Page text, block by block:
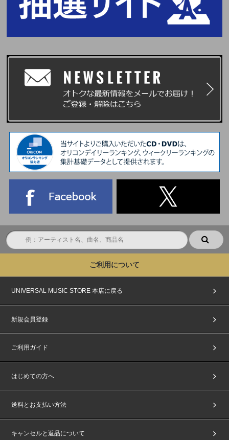
ご利用について
UNIVERSAL MUSIC STORE 本店に戻る
新規会員登録
ご利用ガイド
はじめての方へ
送料とお支払い方法
キャンセルと返品について